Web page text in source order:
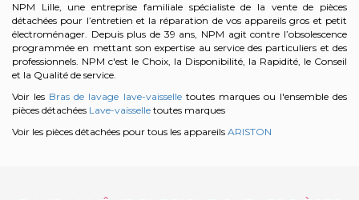
NPM Lille, une entreprise familiale spécialiste de la vente de pièces
détachées pour l’entretien et la réparation de vos appareils gros et petit
électroménager. Depuis plus de 39 ans, NPM agit contre l’obsolescence
programmée en mettant son expertise au service des particuliers et des
professionnels. NPM c'est le Choix, la Disponibilité, la Rapidité, le Conseil
et la Qualité de service.
Voir les Bras de lavage lave-vaisselletoutes marques ou l'ensemble des
pièces détachées Lave-vaisselle toutes marques
Voir les pièces détachées pour tous les appareils ARISTON